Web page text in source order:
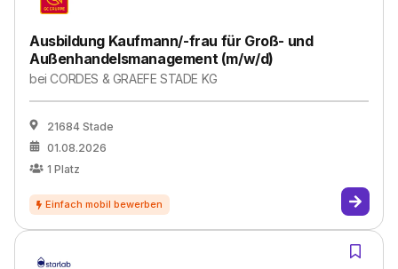
Ausbildung Kaufmann/-frau für Groß- und
Außenhandelsmanagement (m/w/d)
beiCORDES & GRAEFE STADE KG
21684 Stade
01.08.2026
1 Platz